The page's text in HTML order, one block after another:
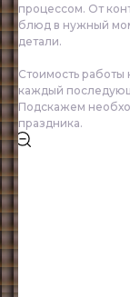
процессом. От
блюд в нужный
детали.
Стоимость работы
каждый
Подскажем
праздника.